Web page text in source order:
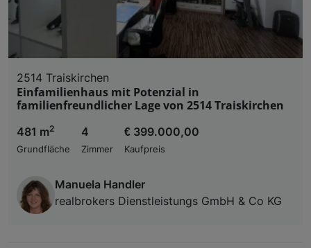
2514 Traiskirchen
Einfamilienhaus mit Potenzial in
familienfreundlicher Lage von 2514 Traiskirchen
481 m2
Grundfläche
4
Zimmer
€ 399.000,00
Kaufpreis
Manuela Handler
realbrokers Dienstleistungs GmbH & Co KG